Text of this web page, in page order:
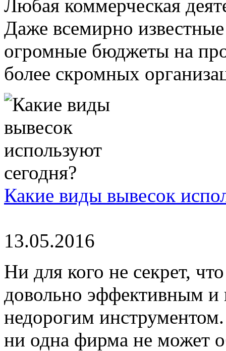
Любая коммерческая
Даже всемирно
огромные бюджеты на
более скромных
Какие виды вывесок
13.05.2016
Ни для кого не секрет,
довольно эффективным и
недорогим
ни одна фирма не может